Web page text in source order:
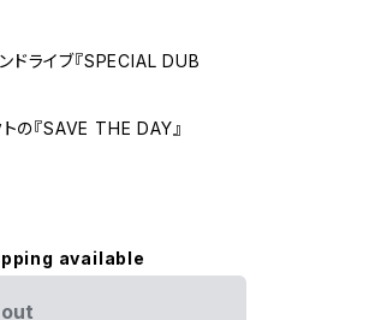
ライブ『SPECIAL DUB
の『SAVE THE DAY』
available